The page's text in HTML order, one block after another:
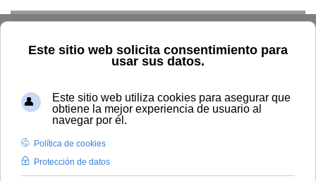
Inicio Tablón de anuncios de RRHH
Resolución por la que
se declara aprobada la relación definitiva admitidos al proceso